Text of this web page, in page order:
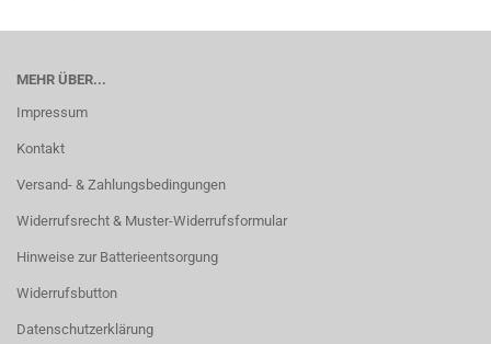
MEHR ÜBER...
Impressum
Kontakt
Versand- & Zahlungsbedingungen
Widerrufsrecht & Muster-Widerrufsformular
Hinweise zur Batterieentsorgung
Widerrufsbutton
Datenschutzerklärung